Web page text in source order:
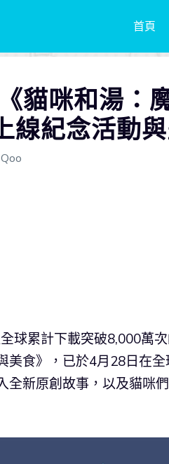
首頁
貓咪和湯：
線紀念活動
球累計下載突破8,000萬
美食》，已於4月28日在
全新原創故事，以及貓咪